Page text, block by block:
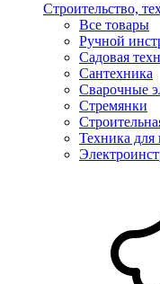
Строительство,
Все товары
Ручной
Садовая
Сантехника
Сварочные
Стремянки
Техника для